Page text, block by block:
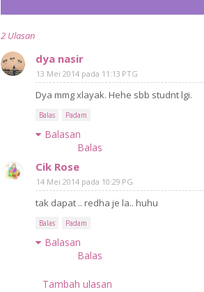
2 Ulasan
dya nasir
13 Mei 2014 pada 11:13 PTG
Dya mmg xlayak. Hehe sbb studnt lgi.
Balas Padam
Balasan
Balas
Cik Rose
14 Mei 2014 pada 10:29 PG
tak dapat .. redha je la.. huhu
Balas Padam
Balasan
Balas
Tambah ulasan